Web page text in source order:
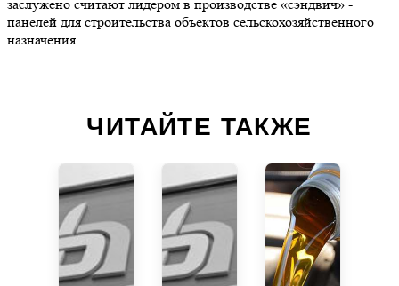
заслужено считают лидером в производстве «сэндвич» -
панелей для строительства объектов сельскохозяйственного
назначения.
ЧИТАЙТЕ ТАКЖЕ